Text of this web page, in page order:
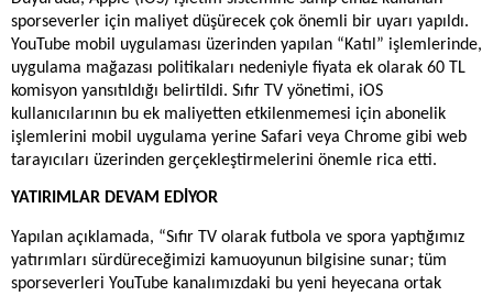
sporseverler için maliyet düşürecek çok önemli bir uyarı yapıldı.
YouTube mobil uygulaması üzerinden yapılan “Katıl” işlemlerinde,
uygulama mağazası politikaları nedeniyle fiyata ek olarak 60 TL
komisyon yansıtıldığı belirtildi. Sıfır TV yönetimi, iOS
kullanıcılarının bu ek maliyetten etkilenmemesi için abonelik
işlemlerini mobil uygulama yerine Safari veya Chrome gibi web
tarayıcıları üzerinden gerçekleştirmelerini önemle rica etti.
YATIRIMLAR DEVAM EDİYOR
Yapılan açıklamada, “Sıfır TV olarak futbola ve spora yaptığımız
yatırımları sürdüreceğimizi kamuoyunun bilgisine sunar; tüm
sporseverleri YouTube kanalımızdaki bu yeni heyecana ortak